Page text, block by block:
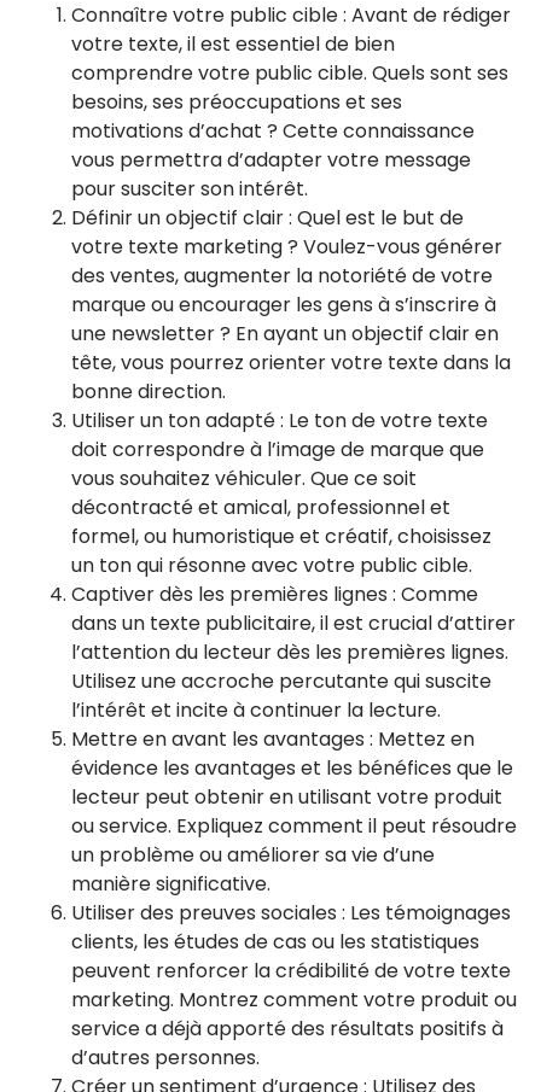
Connaître votre public cible : Avant de rédiger
votre texte, il est essentiel de bien
comprendre votre public cible. Quels sont ses
besoins, ses préoccupations et ses
motivations d’achat ? Cette connaissance
vous permettra d’adapter votre message
pour susciter son intérêt.
Définir un objectif clair : Quel est le but de
votre texte marketing ? Voulez-vous générer
des ventes, augmenter la notoriété de votre
marque ou encourager les gens à s’inscrire à
une newsletter ? En ayant un objectif clair en
tête, vous pourrez orienter votre texte dans la
bonne direction.
Utiliser un ton adapté : Le ton de votre texte
doit correspondre à l’image de marque que
vous souhaitez véhiculer. Que ce soit
décontracté et amical, professionnel et
formel, ou humoristique et créatif, choisissez
un ton qui résonne avec votre public cible.
Captiver dès les premières lignes : Comme
dans un texte publicitaire, il est crucial d’attirer
l’attention du lecteur dès les premières lignes.
Utilisez une accroche percutante qui suscite
l’intérêt et incite à continuer la lecture.
Mettre en avant les avantages : Mettez en
évidence les avantages et les bénéfices que le
lecteur peut obtenir en utilisant votre produit
ou service. Expliquez comment il peut résoudre
un problème ou améliorer sa vie d’une
manière significative.
Utiliser des preuves sociales : Les témoignages
clients, les études de cas ou les statistiques
peuvent renforcer la crédibilité de votre texte
marketing. Montrez comment votre produit ou
service a déjà apporté des résultats positifs à
d’autres personnes.